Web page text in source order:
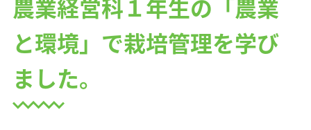
農業経営科１年生の「農業
と環境」で栽培管理を学び
ました。